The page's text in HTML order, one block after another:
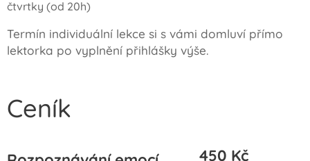
čtvrtky (od 20h)
Termín individuální lekce si s vámi domluví přímo
lektorka po vyplnění přihlášky výše.
Ceník
450 Kč